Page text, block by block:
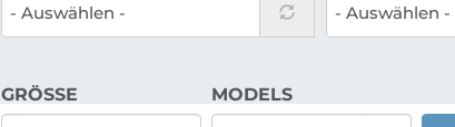
GRÖSSE MODELS